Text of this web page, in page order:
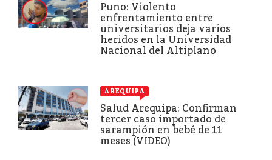
Puno: Violento
enfrentamiento entre
universitarios deja varios
heridos en la Universidad
Nacional del Altiplano
AREQUIPA
Salud Arequipa: Confirman
tercer caso importado de
sarampión en bebé de 11
meses (VIDEO)